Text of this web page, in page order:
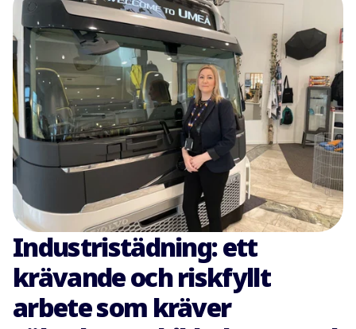
Industristädning: ett
krävande och riskfyllt
arbete som kräver